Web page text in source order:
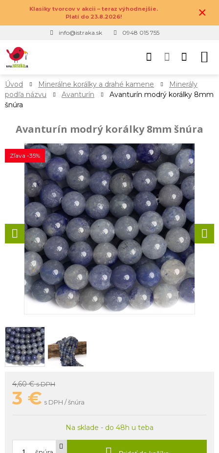
Klasiky tvorcov v akcii – teraz výhodnejšie.
Platí do 23.8.2026!
×
info@istraka.sk 0948 015 755
Úvod Minerálne korálky a drahé kamene
Minerály
podľa názvu
Avanturín
Avanturín modrý korálky 8mm
šnúra
Avanturín modrý korálky 8mm šnúra
Zľava -35%
4,60 €s DPH
3 € s DPH / šnúra
Na sklade - do 48h u teba